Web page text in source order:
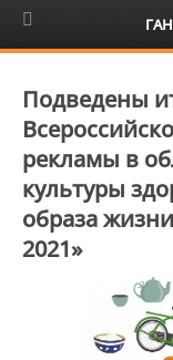
6+
Подведены
рекламы в
культуры
образа
2021»